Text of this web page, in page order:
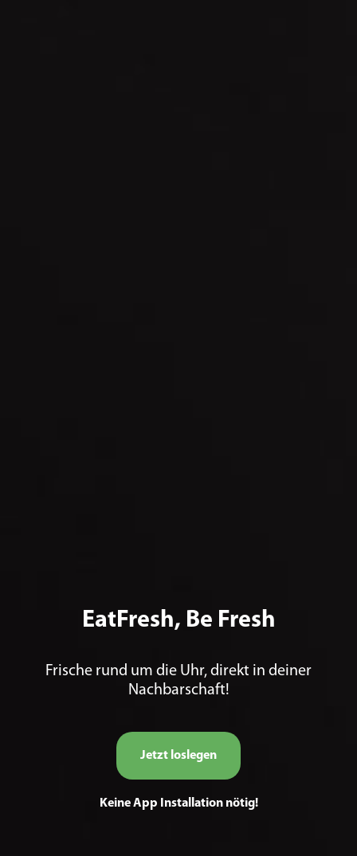
EatFresh, Be Fresh
Frische rund um die Uhr, direkt in deiner
Nachbarschaft!
Jetzt loslegen
Keine App Installation nötig!